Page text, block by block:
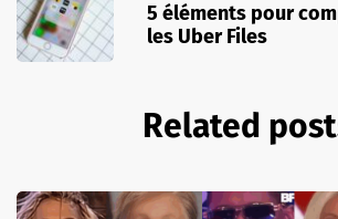
5 éléments pour
les Uber Files
Related